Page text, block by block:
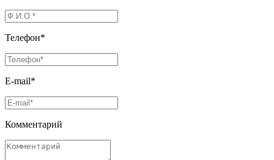
Телефон*
E-mail*
Комментарий